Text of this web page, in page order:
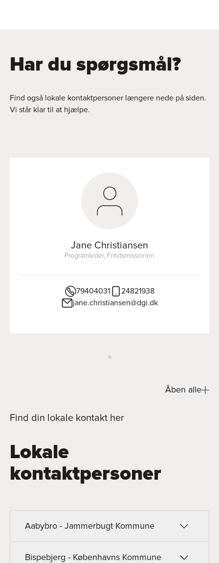
Har du spørgsmål?
Find også lokale kontaktpersoner længere nede på siden.
Vi står klar til at hjælpe.
Jane Christiansen
Programleder, Fritidsmissionen
79404031
24821938
jane.christiansen@dgi.dk
Åben alle
Find din lokale kontakt her
Lokale
kontaktpersoner
Aabybro - Jammerbugt Kommune
Bispebjerg - Københavns Kommune